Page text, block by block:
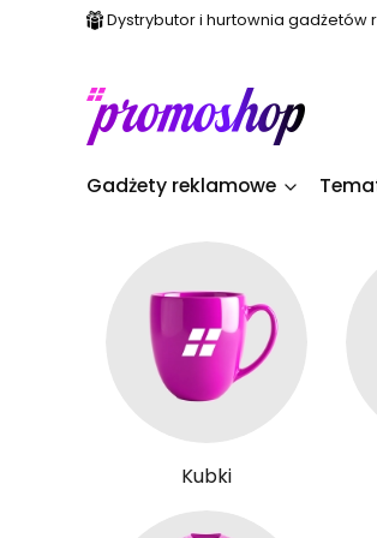
Dystrybutor i hurtownia gadżetów
Gadżety reklamowe
Kubki